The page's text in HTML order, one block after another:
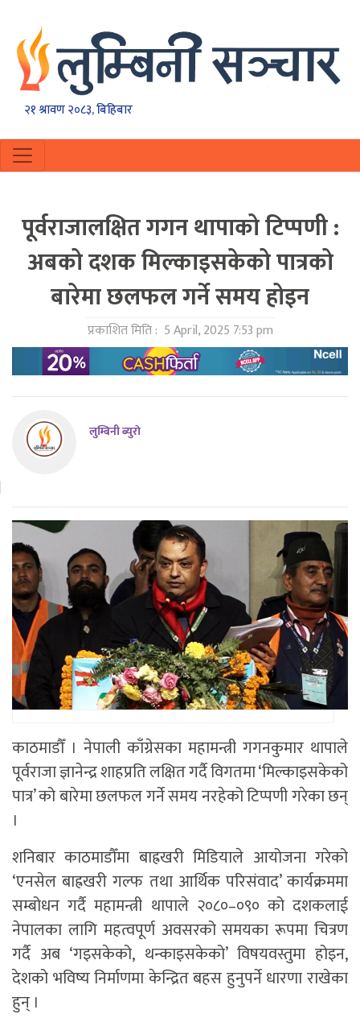
२१ श्रावण २०८३, बिहिबार
पूर्वराजालक्षित गगन थापाको टिप्पणी :
अबको दशक मिल्काइसकेको पात्रको
बारेमा छलफल गर्ने समय होइन
प्रकाशित मिति : 5 April, 2025 7:53 pm
लुम्बिनी ब्युराे
काठमाडौँ । नेपाली काँग्रेसका महामन्त्री गगनकुमार थापाले
पूर्वराजा ज्ञानेन्द्र शाहप्रति लक्षित गर्दै विगतमा ‘मिल्काइसकेको
पात्र’ को बारेमा छलफल गर्ने समय नरहेको टिप्पणी गरेका छन्
।
शनिबार काठमाडौँमा बाह्रखरी मिडियाले आयोजना गरेको
‘एनसेल बाह्रखरी गल्फ तथा आर्थिक परिसंवाद’ कार्यक्रममा
सम्बोधन गर्दै महामन्त्री थापाले २०८०–०९० को दशकलाई
नेपालका लागि महत्वपूर्ण अवसरको समयका रूपमा चित्रण
गर्दै अब ‘गइसकेको, थन्काइसकेको’ विषयवस्तुमा होइन,
देशको भविष्य निर्माणमा केन्द्रित बहस हुनुपर्ने धारणा राखेका
हुन् ।